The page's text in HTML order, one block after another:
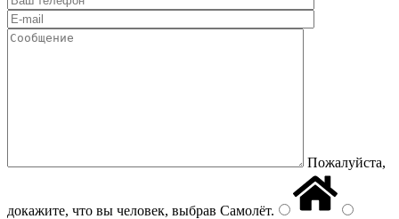
Пожалуйста,
докажите, что вы человек, выбрав Самолёт.